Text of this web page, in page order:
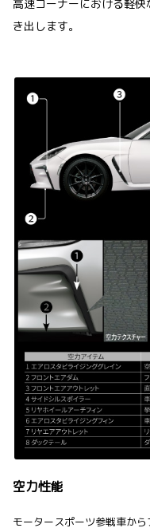
高速コーナーにおける軽快
き出します。
空力性能
モータースポーツ参戦車か